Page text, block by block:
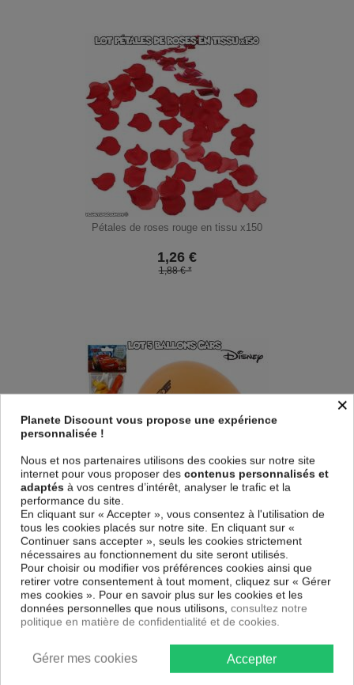
Pétales de roses rouge en tissu x150
1,26 €
1,88 € *
Lot de 5 ballons Disney - Cars
1,85€
3,90 € *
×
Planete Discount vous propose une expérience
personnalisée !
Nous et nos partenaires utilisons des cookies sur notre site
internet pour vous proposer des contenus personnalisés et
adaptés à vos centres d’intérêt, analyser le trafic et la
performance du site.
En cliquant sur « Accepter », vous consentez à l'utilisation de
tous les cookies placés sur notre site. En cliquant sur «
Continuer sans accepter », seuls les cookies strictement
nécessaires au fonctionnement du site seront utilisés.
Pour choisir ou modifier vos préférences cookies ainsi que
retirer votre consentement à tout moment, cliquez sur « Gérer
mes cookies ». Pour en savoir plus sur les cookies et les
données personnelles que nous utilisons, consultez notre
politique en matière de confidentialité et de cookies.
Accepter
Gérer mes cookies